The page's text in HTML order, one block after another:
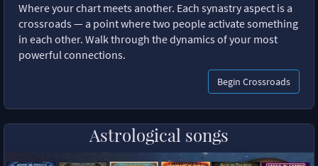
Where your chart meets another. Each synastry aspect is a
crossroads — a point where two people activate something
in each other. Walk through the dynamics of your most
powerful connections.
Begin Crossroads
Astrological songs